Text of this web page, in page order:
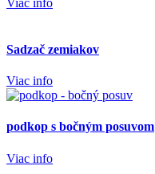
Viac info
Sadzač zemiakov
Viac info
podkop s bočným posuvom
Viac info